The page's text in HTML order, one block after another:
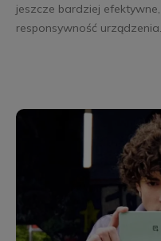
jeszcze bardziej
responsywność urządzenia.